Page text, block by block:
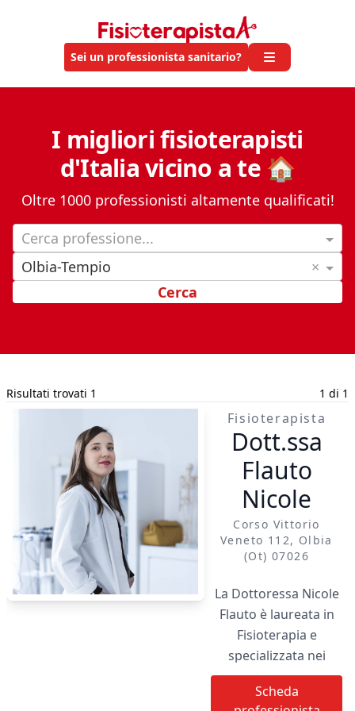
Sei un professionista sanitario?
I migliori fisioterapisti
d'Italia vicino a te 🏠
Oltre 1000 professionisti altamente qualificati!
Cerca professione...
Olbia-Tempio
×
Cerca
Risultati trovati 1 1 di 1
Fisioterapista
Dott.ssa
Flauto
Nicole
Corso Vittorio
Veneto 112, Olbia
(ot) 07026
La Dottoressa Nicole
Flauto è laureata in
Fisioterapia e
specializzata nei
seguenti ambiti: •
Metodo di
Scheda